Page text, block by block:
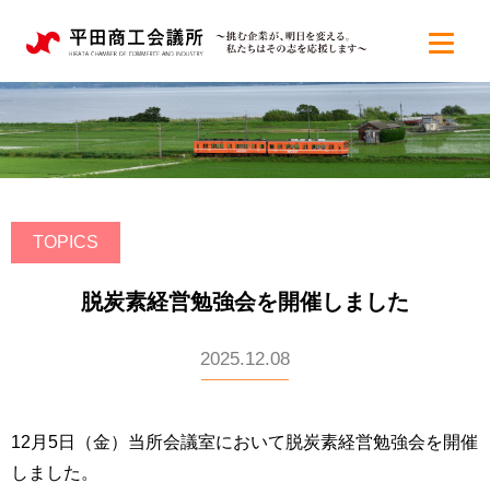
TOPICS
脱炭素経営勉強会を開催しました
2025.12.08
12月5日（金）当所会議室において脱炭素経営勉強会を開催
しました。